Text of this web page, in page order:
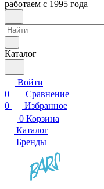
работаем с 1995 года
Каталог
Войти
0
Сравнение
0
Избранное
0 Корзина
Каталог
Бренды